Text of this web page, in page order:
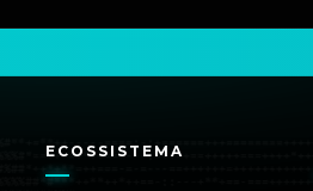
ECOSSISTEMA